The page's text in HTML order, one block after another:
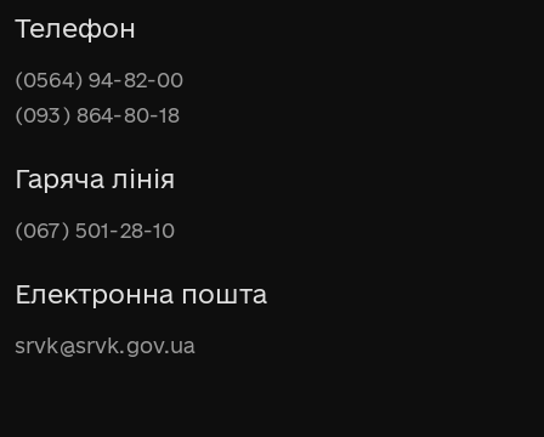
Телефон
(0564) 94-82-00
(093) 864-80-18
Гаряча лінія
(067) 501-28-10
Електронна пошта
srvk@srvk.gov.ua